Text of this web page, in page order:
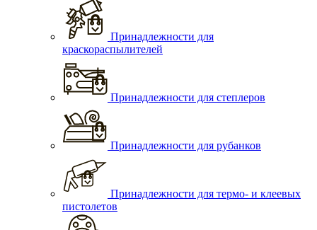
Принадлежности для
краскораспылителей
Принадлежности для степлеров
Принадлежности для рубанков
Принадлежности для термо- и клеевых
пистолетов